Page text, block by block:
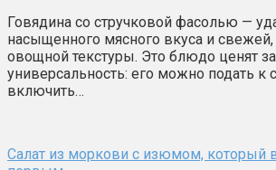
Говядина со стручковой фасолью —
насыщенного мясного вкуса и свежей,
овощной текстуры. Это блюдо ценят за
универсальность: его можно подать к
включить…
Салат из моркови с изюмом, который